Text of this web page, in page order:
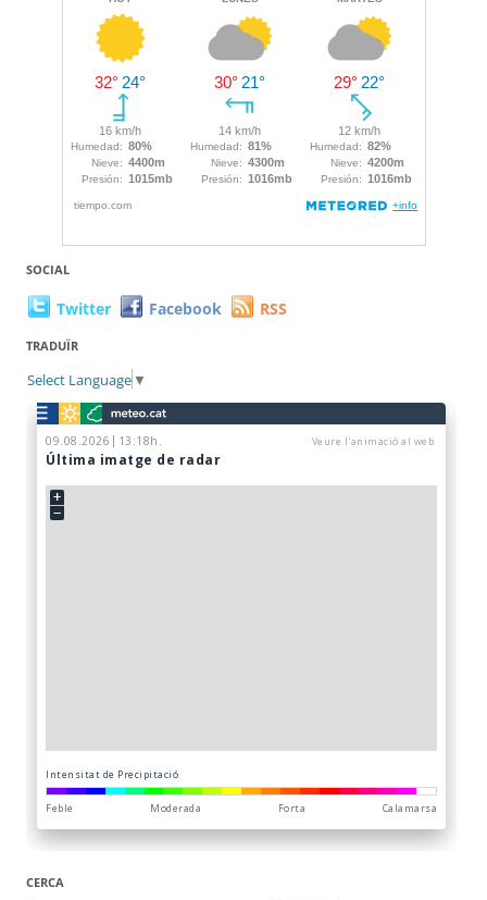
SOCIAL
Twitter Facebook RSS
TRADUÏR
Select Language ▼
CERCA